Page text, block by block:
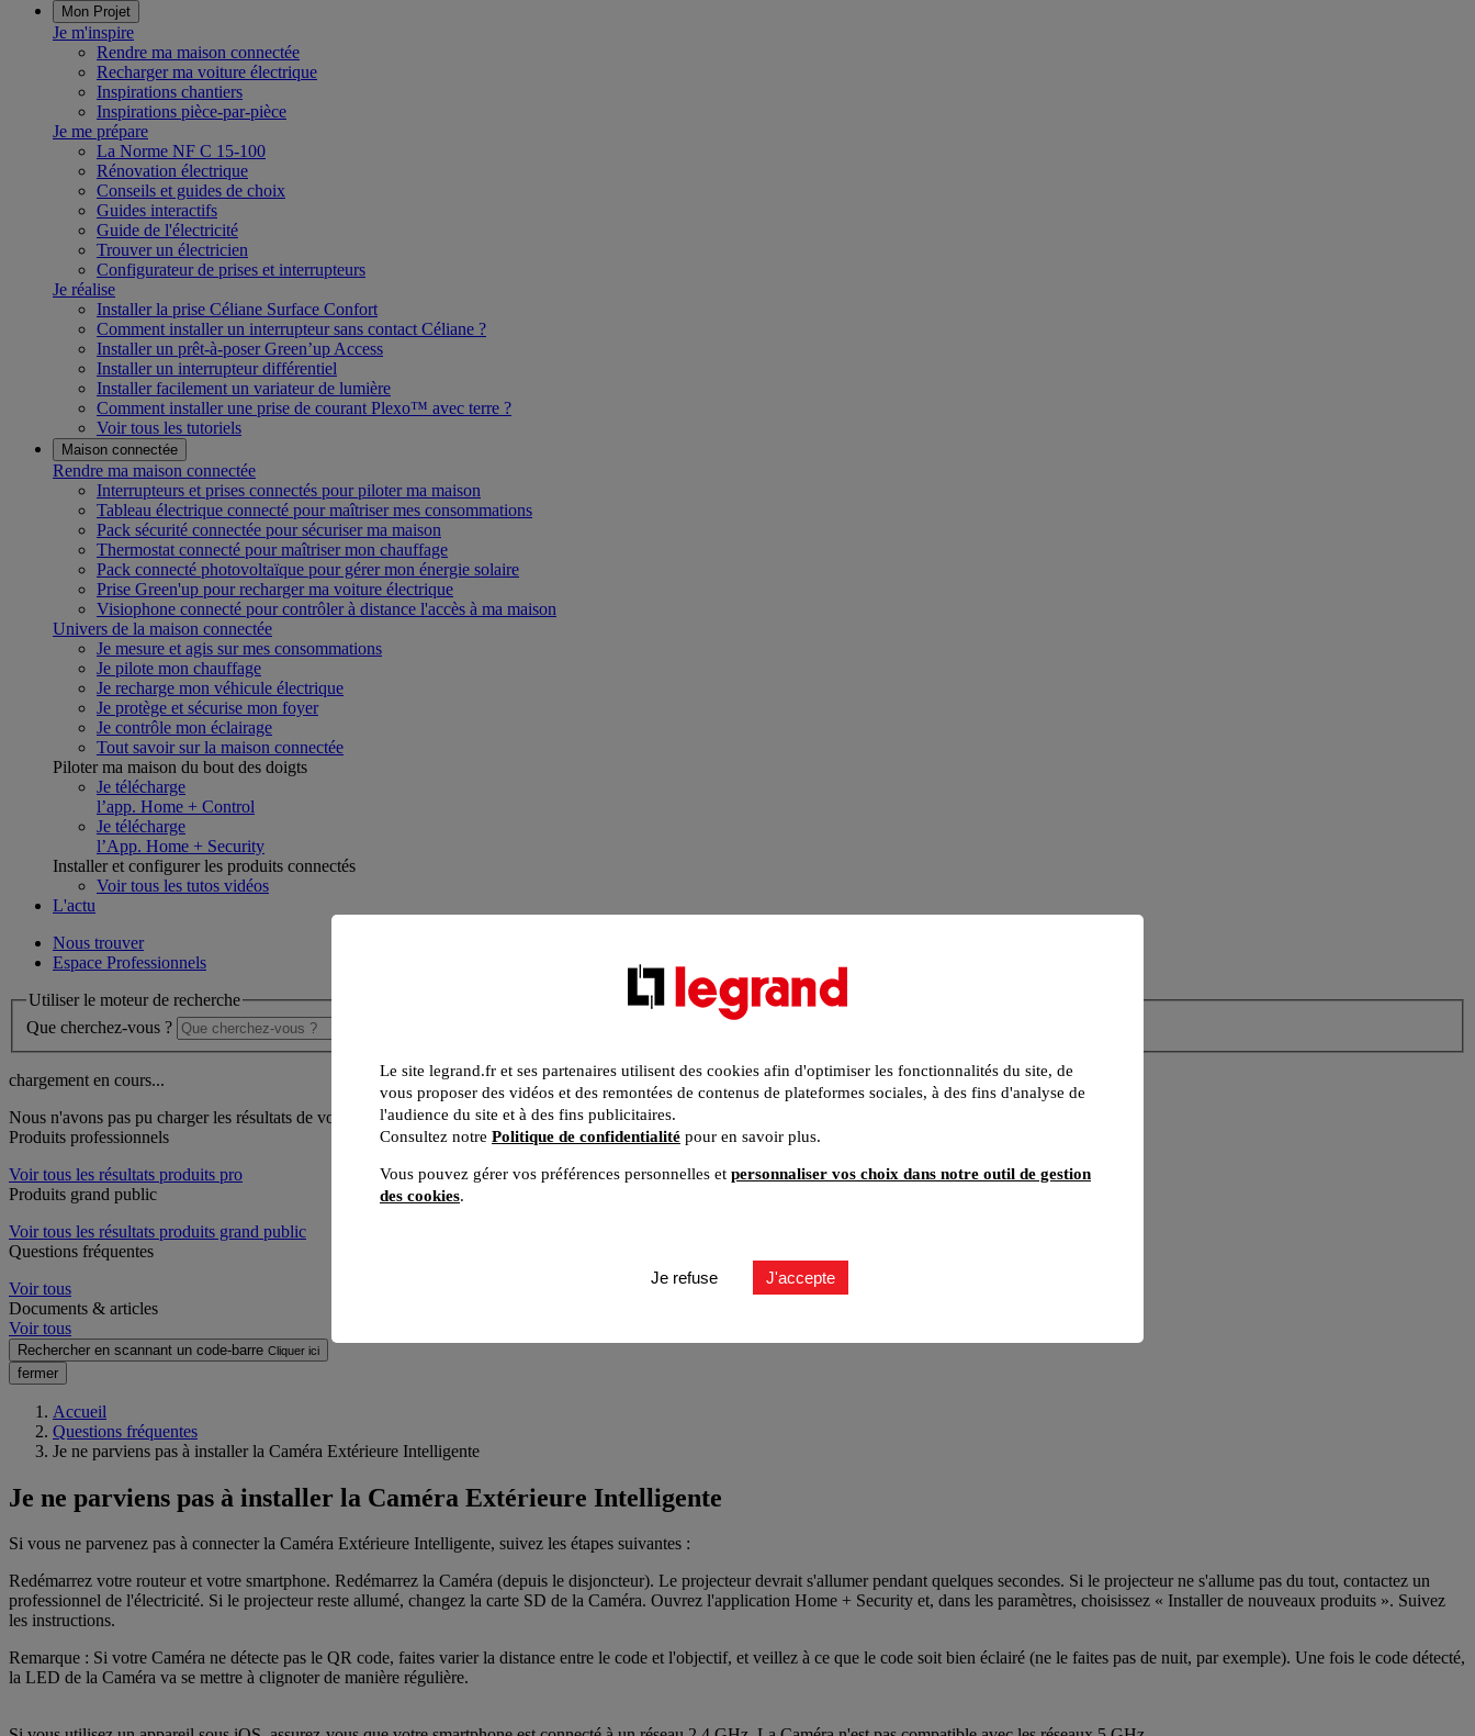
Mon Projet
Je m'inspire
Rendre ma maison connectée
Recharger ma voiture électrique
Inspirations chantiers
Inspirations pièce-par-pièce
Je me prépare
La Norme NF C 15-100
Rénovation électrique
Conseils et guides de choix
Guides interactifs
Guide de l'électricité
Trouver un électricien
Configurateur de prises et interrupteurs
Je réalise
Installer la prise Céliane Surface Confort
Comment installer un interrupteur sans contact Céliane ?
Installer un prêt-à-poser Green’up Access
Installer un interrupteur différentiel
Installer facilement un variateur de lumière
Comment installer une prise de courant Plexo™ avec terre ?
Voir tous les tutoriels
Maison connectée
Rendre ma maison connectée
Interrupteurs et prises connectés pour piloter ma maison
Tableau électrique connecté pour maîtriser mes consommations
Pack sécurité connectée pour sécuriser ma maison
Thermostat connecté pour maîtriser mon chauffage
Pack connecté photovoltaïque pour gérer mon énergie solaire
Prise Green'up pour recharger ma voiture électrique
Visiophone connecté pour contrôler à distance l'accès à ma maison
Univers de la maison connectée
Je mesure et agis sur mes consommations
Je pilote mon chauffage
Je recharge mon véhicule électrique
Je protège et sécurise mon foyer
Je contrôle mon éclairage
Tout savoir sur la maison connectée
Piloter ma maison du bout des doigts
Je télécharge
l’app. Home + Control
Je télécharge
l’App. Home + Security
Installer et configurer les produits connectés
Voir tous les tutos vidéos
L'actu
Nous trouver
Espace Professionnels
Utiliser le moteur de recherche
Que cherchez-vous ?
chargement en cours...
Nous n'avons pas pu charger les résultats de votre recherche
Produits professionnels
Voir tous les résultats produits pro
Produits grand public
Voir tous les résultats produits grand public
Questions fréquentes
Voir tous
Documents & articles
Voir tous
Rechercher en scannant un code-barre Cliquer ici
fermer
Accueil
Questions fréquentes
Je ne parviens pas à installer la Caméra Extérieure Intelligente
Je ne parviens pas à installer la Caméra Extérieure Intelligente
Si vous ne parvenez pas à connecter la Caméra Extérieure Intelligente, suivez les étapes suivantes :
Redémarrez votre routeur et votre smartphone. Redémarrez la Caméra (depuis le disjoncteur). Le projecteur devrait s'allumer pendant quelques secondes. Si le projecteur ne s'allume pas du tout, contactez un
professionnel de l'électricité. Si le projecteur reste allumé, changez la carte SD de la Caméra. Ouvrez l'application Home + Security et, dans les paramètres, choisissez « Installer de nouveaux produits ». Suivez
les instructions.
Remarque : Si votre Caméra ne détecte pas le QR code, faites varier la distance entre le code et l'objectif, et veillez à ce que le code soit bien éclairé (ne le faites pas de nuit, par exemple). Une fois le code détecté,
la LED de la Caméra va se mettre à clignoter de manière régulière.
Le site legrand.fr et ses partenaires utilisent des cookies afin d'optimiser les fonctionnalités du site, de
vous proposer des vidéos et des remontées de contenus de plateformes sociales, à des fins d'analyse de
l'audience du site et à des fins publicitaires.
Consultez notre Politique de confidentialité pour en savoir plus.
Vous pouvez gérer vos préférences personnelles et personnaliser vos choix dans notre outil de gestion
des cookies.
Je refuse J'accepte